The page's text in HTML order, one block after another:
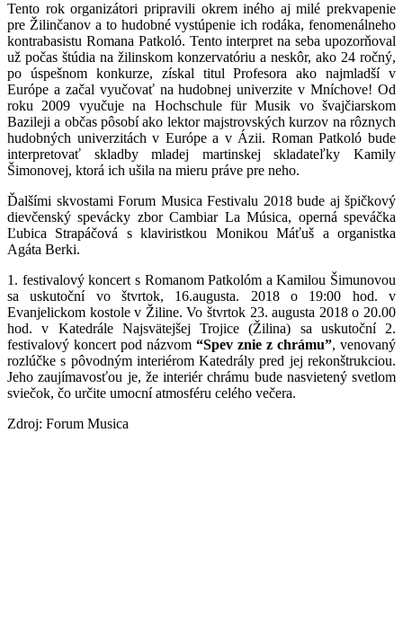
Tento rok organizátori pripravili okrem iného aj milé prekvapenie
pre Žilinčanov a to hudobné vystúpenie ich rodáka, fenomenálneho
kontrabasistu Romana Patkoló. Tento interpret na seba upozorňoval
už počas štúdia na žilinskom konzervatóriu a neskôr, ako 24 ročný,
po úspešnom konkurze, získal titul Profesora ako najmladší v
Európe a začal vyučovať na hudobnej univerzite v Mníchove! Od
roku 2009 vyučuje na Hochschule für Musik vo švajčiarskom
Bazileji a občas pôsobí ako lektor majstrovských kurzov na rôznych
hudobných univerzitách v Európe a v Ázii. Roman Patkoló bude
interpretovať skladby mladej martinskej skladateľky Kamily
Šimonovej, ktorá ich ušila na mieru práve pre neho.
Ďalšími skvostami Forum Musica Festivalu 2018 bude aj špičkový
dievčenský spevácky zbor Cambiar La Música, operná speváčka
Ľubica Strapáčová s klaviristkou Monikou Máťuš a organistka
Agáta Berki.
1. festivalový koncert s Romanom Patkolóm a Kamilou Šimunovou
sa uskutoční vo štvrtok, 16.augusta. 2018 o 19:00 hod. v
Evanjelickom kostole v Žiline. Vo štvrtok 23. augusta 2018 o 20.00
hod. v Katedrále Najsvätejšej Trojice (Žilina) sa uskutoční 2.
festivalový koncert pod názvom “Spev znie z chrámu”, venovaný
rozlúčke s pôvodným interiérom Katedrály pred jej rekonštrukciou.
Jeho zaujímavosťou je, že interiér chrámu bude nasvietený svetlom
sviečok, čo určite umocní atmosféru celého večera.
Zdroj: Forum Musica